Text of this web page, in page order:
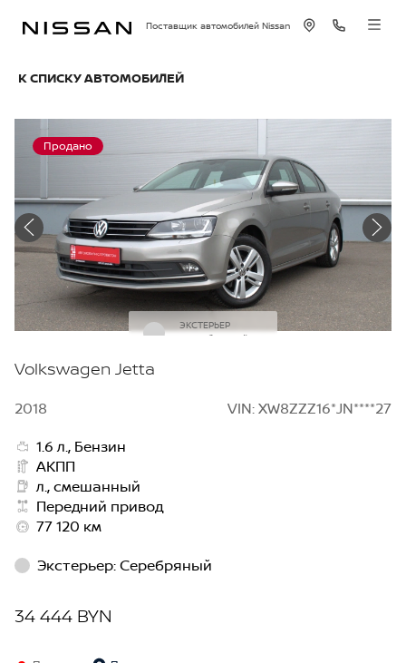
Поставщик автомобилей Nissan
К СПИСКУ АВТОМОБИЛЕЙ
Продано
ЭКСТЕРЬЕР
Серебряный
Volkswagen Jetta
2018
VIN: XW8ZZZ16*JN****27
1.6 л., Бензин
АКПП
л., смешанный
Передний привод
77 120 км
Экстерьер:Серебряный
34 444 BYN